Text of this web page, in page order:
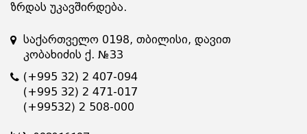
ზრდას უკავშირდება.
საქართველო 0198, თბილისი, დავით
კობახიძის ქ. №33
(+995 32) 2 407-094
(+995 32) 2 471-017
(+99532) 2 508-000